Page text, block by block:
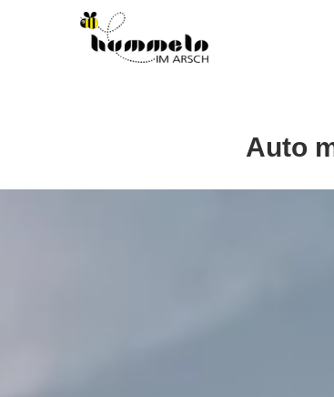
Auto